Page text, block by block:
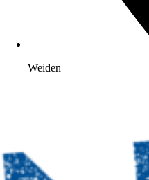
Weiden